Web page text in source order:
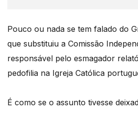
Pouco ou nada se tem falado do
que substituiu a Comissão
responsável pelo esmagador
pedofilia na Igreja Católica
É como se o assunto tivesse